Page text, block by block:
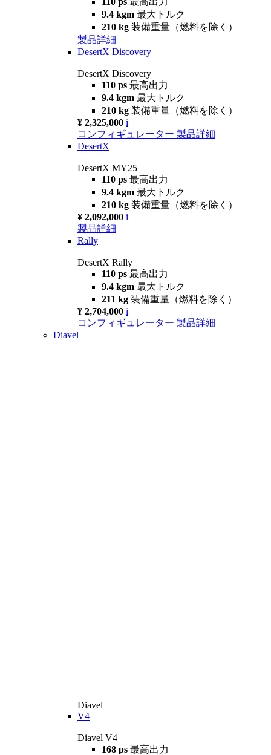
9.4 kgm 最大トルク
210 kg 装備重量（燃料を除く）
製品詳細
DesertX Discovery
DesertX Discovery
110 ps 最高出力
9.4 kgm 最大トルク
210 kg 装備重量（燃料を除く）
¥ 2,325,000 i
コンフィギュレーター 製品詳細
DesertX
DesertX MY25
110 ps 最高出力
9.4 kgm 最大トルク
210 kg 装備重量（燃料を除く）
¥ 2,092,000 i
製品詳細
Rally
DesertX Rally
110 ps 最高出力
9.4 kgm 最大トルク
211 kg 装備重量（燃料を除く）
¥ 2,704,000 i
コンフィギュレーター 製品詳細
Diavel
Diavel
V4
Diavel V4
168 ps 最高出力